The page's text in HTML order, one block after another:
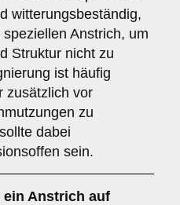
witterungsbeständig,
Anstrich, um
Struktur nicht zu
ist häufig
zusätzlich vor
zu
dabei
sein.
ein Anstrich auf